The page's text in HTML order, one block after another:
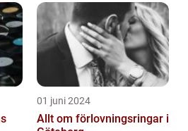
01 juni 2024
Allt om förlovningsringar i